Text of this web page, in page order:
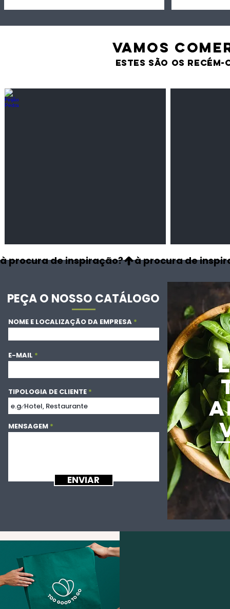
VAMOS
estes são os recém-
Feijão Pedra
Leguminosas
à procura de inspiração?
PEÇA O NOSSO CATÁLOGO
NOME E LOCALIZAÇÃO DA EMPRESA
E-MAIL
TIPOLOGIA DE CLIENTE
MENSAGEM
ENVIAR